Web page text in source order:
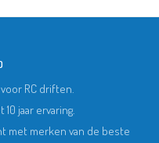
RC driften.
jaar ervaring.
met merken van de beste